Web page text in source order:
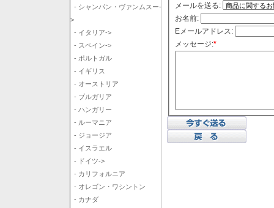
- シャンパン・ヴァンムスー-
>
- イタリア->
- スペイン->
- ポルトガル
- イギリス
- オーストリア
- ブルガリア
- ハンガリー
- ルーマニア
- ジョージア
- イスラエル
- ドイツ->
- カリフォルニア
- オレゴン・ワシントン
- カナダ
メールを送る:
お名前:
Eメールアドレス:
メッセージ:*